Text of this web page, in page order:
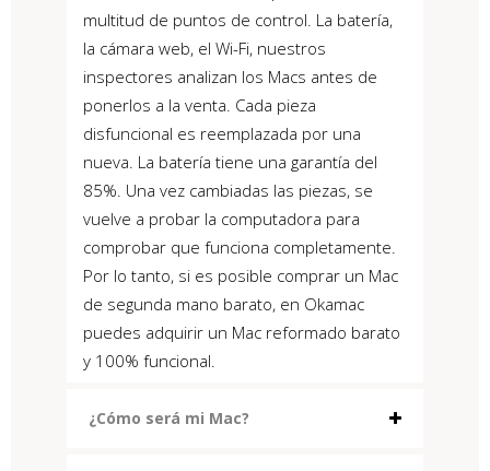
multitud de puntos de control. La batería,
la cámara web, el Wi-Fi, nuestros
inspectores analizan los Macs antes de
ponerlos a la venta. Cada pieza
disfuncional es reemplazada por una
nueva. La batería tiene una garantía del
85%. Una vez cambiadas las piezas, se
vuelve a probar la computadora para
comprobar que funciona completamente.
Por lo tanto, si es posible comprar un Mac
de segunda mano barato, en Okamac
puedes adquirir un Mac reformado barato
y 100% funcional.
¿Cómo será mi Mac?